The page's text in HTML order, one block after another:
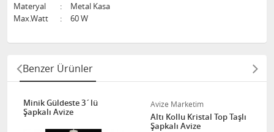
Materyal
:
Metal Kasa
Max.Watt
: 60 W
Benzer Ürünler
Minik Güldeste 3´lü
Şapkalı Avize
Avize Marketim
Altı Kollu Kristal Top Taşlı
Şapkalı Avize